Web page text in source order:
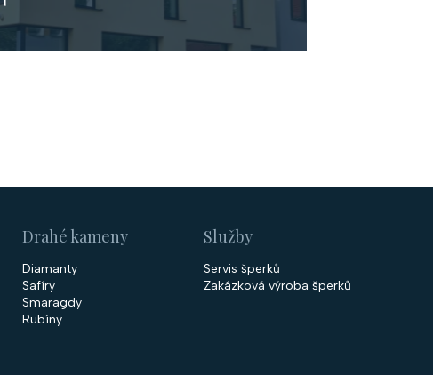
Drahé kameny
Diamanty
Safíry
Smaragdy
Rubíny
Služby
Servis šperků
Zakázková výroba šperků